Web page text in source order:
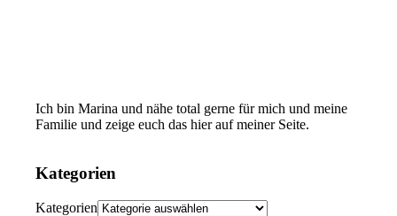
Ich bin Marina und nähe total gerne für mich und meine
Familie und zeige euch das hier auf meiner Seite.
Kategorien
Kategorien